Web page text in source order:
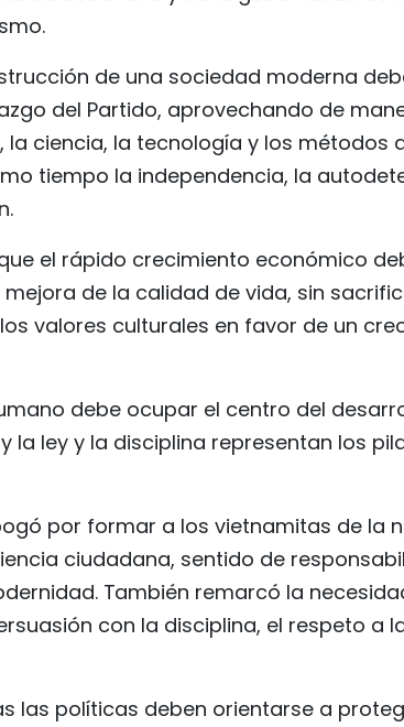
de una sociedad moderna
del Partido, aprovechando de
la ciencia, la tecnología y los métodos
tiempo la independencia, la
el rápido crecimiento económico
de la calidad de vida, sin
valores culturales en favor de un
debe ocupar el centro del
la ley y la disciplina representan los
por formar a los vietnamitas de la
ciudadana, sentido de
También remarcó la
con la disciplina, el respeto a
las políticas deben orientarse a